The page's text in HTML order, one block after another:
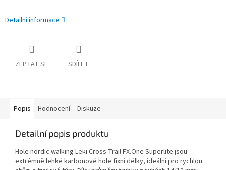
Detailní informace
ZEPTAT SE SDÍLET
Popis Hodnocení Diskuze
Detailní popis produktu
Hole nordic walking Leki Cross Trail FX.One Superlite jsou
extrémně lehké karbonové hole fixní délky, ideální pro rychlou